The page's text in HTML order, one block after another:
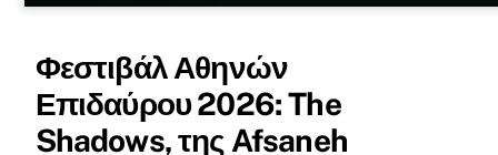
Φεστιβάλ Αθηνών
Επιδαύρου 2026: The
Shadows, της Afsaneh